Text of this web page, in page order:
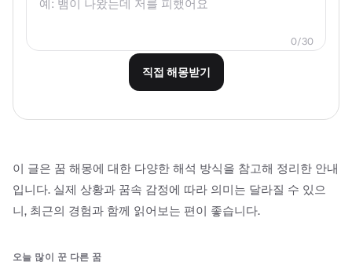
0/30
직접 해몽받기
이 글은 꿈 해몽에 대한 다양한 해석 방식을 참고해 정리한 안내
입니다. 실제 상황과 꿈속 감정에 따라 의미는 달라질 수 있으
니, 최근의 경험과 함께 읽어보는 편이 좋습니다.
오늘 많이 꾼 다른 꿈